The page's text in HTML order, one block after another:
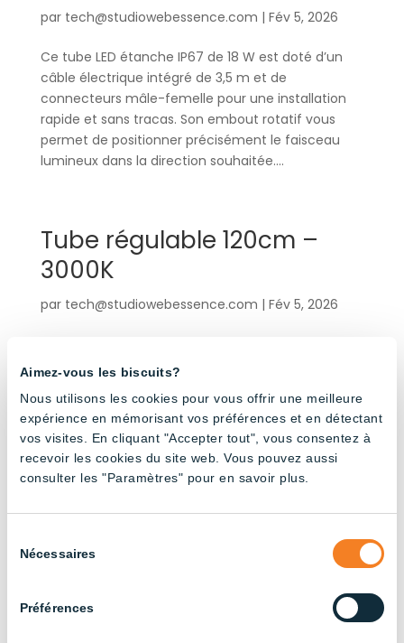
Aimez-vous les biscuits?
Nous utilisons les cookies pour vous offrir une meilleure
expérience en mémorisant vos préférences et en détectant
vos visites. En cliquant "Accepter tout", vous consentez à
recevoir les cookies du site web. Vous pouvez aussi
consulter les "Paramètres" pour en savoir plus.
duNécessaires
Préférences
par tech@studiowebessence.com | Fév 5, 2026
Ce tube LED étanche IP67 de 18 W est doté d’un
câble électrique intégré de 3,5 m et de
connecteurs mâle-femelle pour une installation
rapide et sans tracas. Son embout rotatif vous
permet de positionner précisément le faisceau
lumineux dans la direction souhaitée....
Tube régulable 120cm –
3000K
par tech@studiowebessence.com | Fév 5, 2026
câble électrique intégré de 3,5 m et de
rapide et sans souci. Son embout rotatif vous
permet de positionner précisément le faisceau
lumineux dans la direction souhaitée....
Bâtiments agricoles